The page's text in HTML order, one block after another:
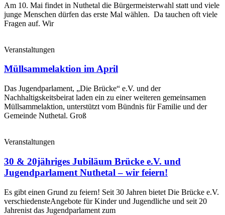
Am 10. Mai findet in Nuthetal die Bürgermeisterwahl statt und viele
junge Menschen dürfen das erste Mal wählen. Da tauchen oft viele
Fragen auf. Wir
Veranstaltungen
Müllsammelaktion im April
Das Jugendparlament, „Die Brücke“ e.V. und der
Nachhaltigskeitsbeirat laden ein zu einer weiteren gemeinsamen
Müllsammelaktion, unterstützt vom Bündnis für Familie und der
Gemeinde Nuthetal. Groß
Veranstaltungen
30 & 20jähriges Jubiläum Brücke e.V. und
Jugendparlament Nuthetal – wir feiern!
Es gibt einen Grund zu feiern! Seit 30 Jahren bietet Die Brücke e.V.
verschiedensteAngebote für Kinder und Jugendliche und seit 20
Jahrenist das Jugendparlament zum